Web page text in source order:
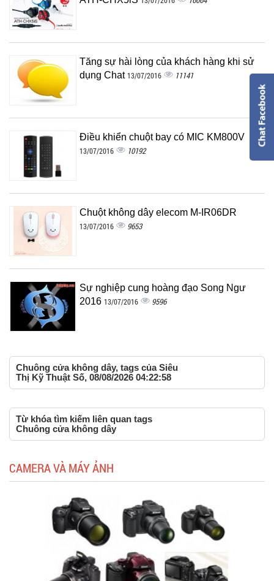
Tăng sự hài lòng của khách hàng khi sử
dụng Chat13/07/2016 11141
Điều khiển chuột bay có MIC KM800V
13/07/2016 10192
Chuột không dây elecom M-IR06DR
13/07/2016 9653
Sự nghiệp cung hoàng đạo Song Ngư
2016 13/07/2016 9596
Chuông cửa không dây, tags của Siêu
Thị Kỹ Thuật Số, 08/08/2026 04:22:58
Từ khóa tìm kiếm liên quan tags
Chuông cửa không dây
CAMERA VÀ MÁY ẢNH